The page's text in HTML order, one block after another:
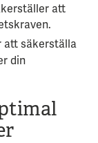
att
att säkerställa
din